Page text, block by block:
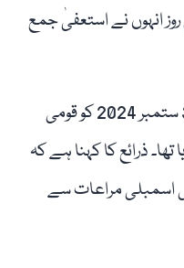
انہوں نے استعفیٰ جمع
یاد رہے کہ سردار اختر مینگل نے 3 ستمبر 2024 کو قومی
ذرائع کا کہنا ہے کہ
قومی اسمبلی مراعات سے